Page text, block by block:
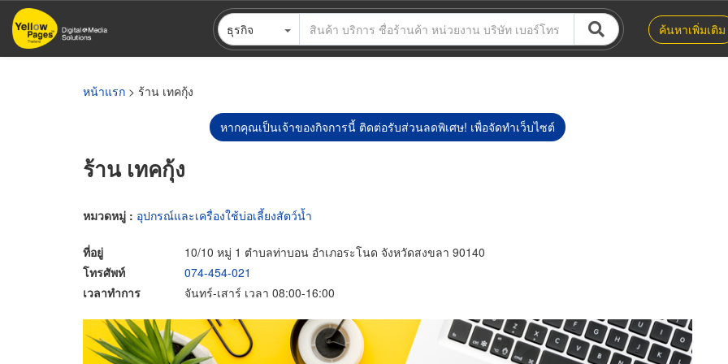
ข้าม
ไป
ธุรกิจ ค้นหาเพิ่มเติม
หน้าแรก > ร้าน เทคกุ้ง
หากคุณเป็นเจ้าของกิจการนี้ ติดต่อรับส่วนลดพิเศษ! เพื่อจัดทำเว็บไซต์
ร้าน เทคกุ้ง
หมวดหมู่ : อุปกรณ์และเครื่องใช้บ่อเลี้ยงสัตว์น้ำ
ที่อยู่
10/10 หมู่ 1 ตำบลท่าบอน อำเภอระโนด จังหวัดสงขลา 90140
โทรศัพท์
074-454-021
เวลาทำการ
จันทร์-เสาร์ เวลา 08:00-16:00